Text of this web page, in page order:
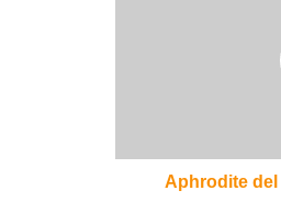
Aphrodite